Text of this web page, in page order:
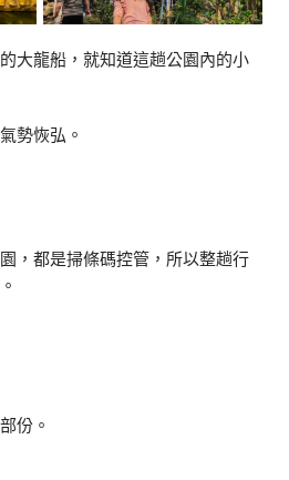
大龍船，就知道這趟公園內的小
勢恢弘。
，都是掃條碼控管，所以整趟行
份。